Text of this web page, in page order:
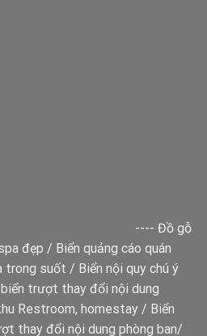
---- Đồ gỗ
đẹp / Biển quảng cáo quán
trong suốt / Biển nội quy chú ý
biển trượt thay đổi nội dung
Restroom, homestay / Biển
thay đổi nội dung phòng ban/